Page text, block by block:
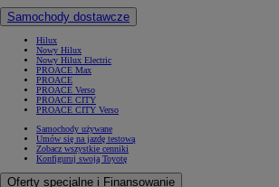
Samochody dostawcze
Hilux
Nowy Hilux
Nowy Hilux Electric
PROACE Max
PROACE
PROACE Verso
PROACE CITY
PROACE CITY Verso
Samochody używane
Umów się na jazdę testową
Zobacz wszystkie cenniki
Konfiguruj swoją Toyotę
Oferty specjalne i Finansowanie